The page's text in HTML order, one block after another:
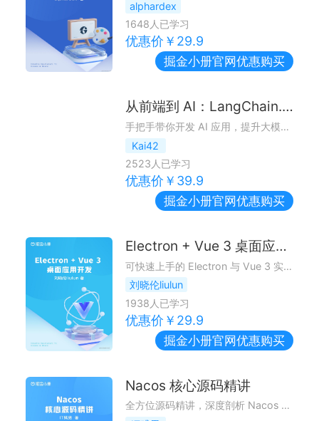
alphardex
1648人已学习
优惠价￥ 29.9
掘金小册官网优惠购买
从前端到 AI：LangChain.js 入门和实战
手把手带你开发 AI 应用，提升大模型实战能力
Kai42
2523 人已学习
优惠价￥ 39.9
掘金小册官网优惠购买
Electron + Vue 3 桌面应用开发
可快速上手的 Electron 与 Vue 3 实战指南
刘晓伦liulun
1938 人已学习
优惠价￥ 29.9
掘金小册官网优惠购买
Nacos 核心源码精讲
全方位源码精讲，深度剖析 Nacos 注册中心和配置中心的核心思想